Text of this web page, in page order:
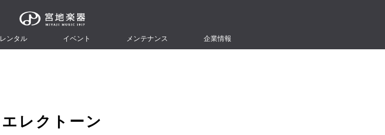
レンタル イベント メンテナンス 企業情報
エレクトーン